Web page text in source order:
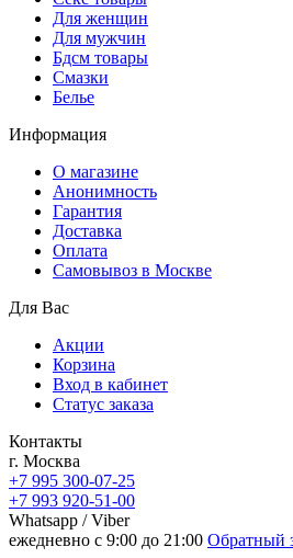
Для женщин
Для мужчин
Бдсм товары
Смазки
Белье
Информация
О магазине
Анонимность
Гарантия
Доставка
Oплата
Самовывоз в Москве
Для Вас
Акции
Корзина
Вход в кабинет
Статус заказа
Контакты
г. Москва
+7 995 300-07-25
+7 993 920-51-00
Whatsapp / Viber
ежедневно с 9:00 до 21:00 Обратный